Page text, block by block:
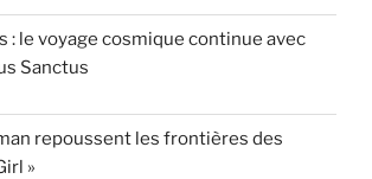
: le voyage cosmique continue avec
Sanctus
repoussent les frontières des
»